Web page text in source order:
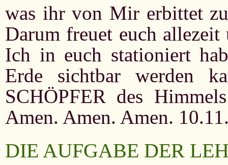
was ihr von Mir erbittet
Darum freuet euch
Ich in euch stationiert
Erde sichtbar werden
SCHÖPFER des
Amen. Amen. Amen.
DIE AUFGABE DER